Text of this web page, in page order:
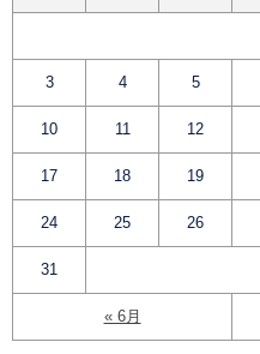
« 6月
3 4 5
10 11 12
17 18 19
24 25 26
31